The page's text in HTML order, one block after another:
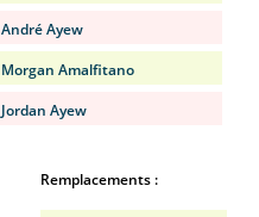
André Ayew
Morgan Amalfitano
Jordan Ayew
Remplacements :